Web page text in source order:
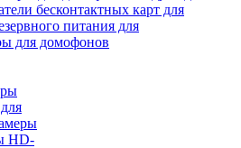
бесконтактных карт для
питания для
для домофонов
HD-